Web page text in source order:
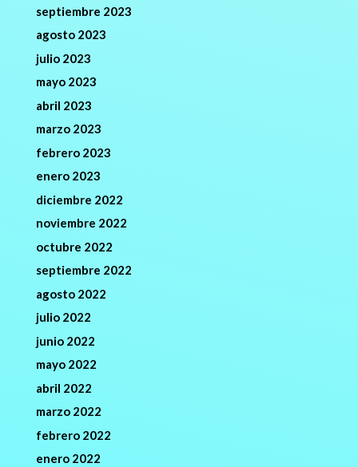
septiembre 2023
agosto 2023
julio 2023
mayo 2023
abril 2023
marzo 2023
febrero 2023
enero 2023
diciembre 2022
noviembre 2022
octubre 2022
septiembre 2022
agosto 2022
julio 2022
junio 2022
mayo 2022
abril 2022
marzo 2022
febrero 2022
enero 2022